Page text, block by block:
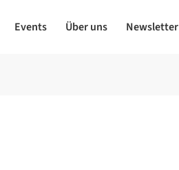
Events Über uns Newsletter